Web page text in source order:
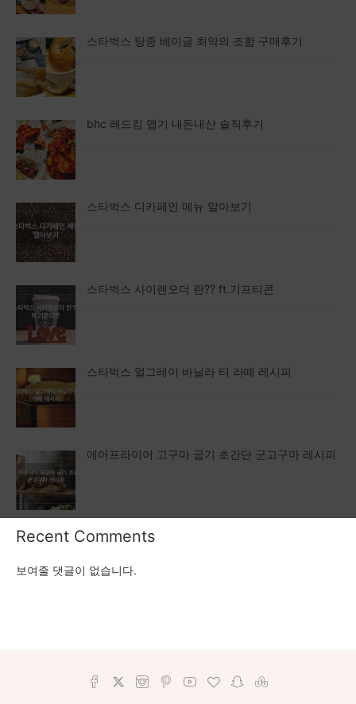
스타벅스 탕종 베이글 최악의 조합 구매후기
bhc 레드킹 맵기 내돈내산 솔직후기
스타벅스 디카페인 메뉴 알아보기
스타벅스 사이렌오더 란?? ft.기프티콘
스타벅스 얼그레이 바닐라 티 라떼 레시피
에어프라이어 고구마 굽기 초간단 군고구마 레시피
Recent Comments
보여줄 댓글이 없습니다.